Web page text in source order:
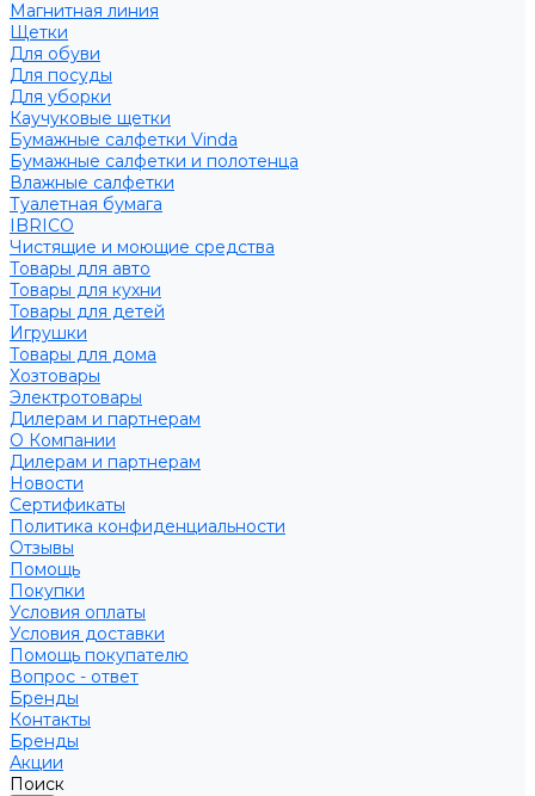
Магнитная линия
Щетки
Для обуви
Для посуды
Для уборки
Каучуковые щетки
Бумажные салфетки Vinda
Бумажные салфетки и полотенца
Влажные салфетки
Туалетная бумага
IBRICO
Чистящие и моющие средства
Товары для авто
Товары для кухни
Товары для детей
Игрушки
Товары для дома
Хозтовары
Электротовары
Дилерам и партнерам
О Компании
Дилерам и партнерам
Новости
Сертификаты
Политика конфиденциальности
Отзывы
Помощь
Покупки
Условия оплаты
Условия доставки
Помощь покупателю
Вопрос - ответ
Бренды
Контакты
Бренды
Акции
Поиск